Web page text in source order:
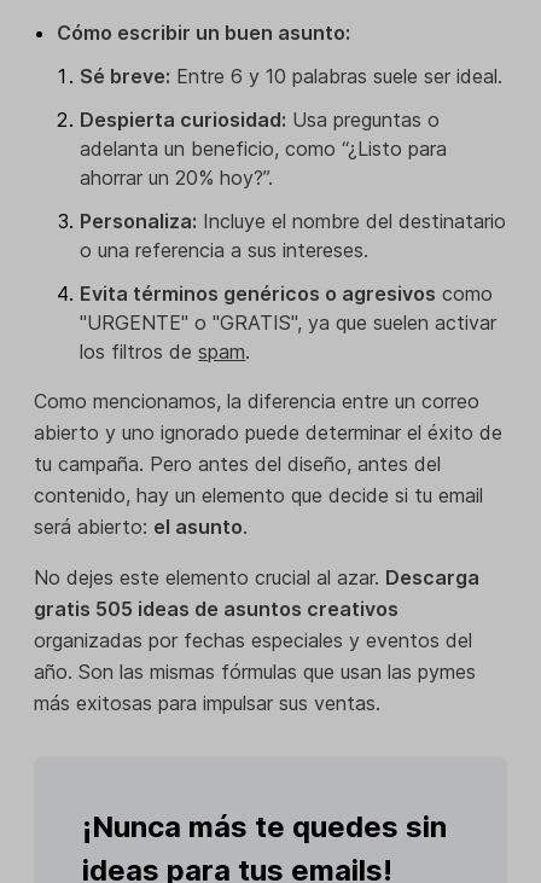
Cómo escribir un buen asunto:
Sé breve: Entre 6 y 10 palabras suele ser ideal.
Despierta curiosidad: Usa preguntas o
adelanta un beneficio, como “¿Listo para
ahorrar un 20% hoy?”.
Personaliza: Incluye el nombre del destinatario
o una referencia a sus intereses.
Evita términos genéricos o agresivos como
"URGENTE" o "GRATIS", ya que suelen activar
los filtros despam.
Como mencionamos, la diferencia entre un correo
abierto y uno ignorado puede determinar el éxito de
tu campaña. Pero antes del diseño, antes del
contenido, hay un elemento que decide si tu email
será abierto: el asunto.
No dejes este elemento crucial al azar. Descarga
gratis 505 ideas de asuntos creativos
organizadas por fechas especiales y eventos del
año. Son las mismas fórmulas que usan las pymes
más exitosas para impulsar sus ventas.
¡Nunca más te quedes sin
ideas para tus emails!